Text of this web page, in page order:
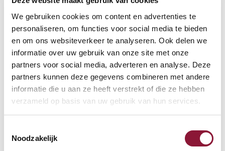
We gebruiken cookies om content en advertenties te
personaliseren, om functies voor social media te bieden
en om ons websiteverkeer te analyseren. Ook delen we
informatie over uw gebruik van onze site met onze
partners voor social media, adverteren en analyse. Deze
partners kunnen deze gegevens combineren met andere
informatie die u aan ze heeft verstrekt of die ze hebben
verzameld op basis van uw gebruik van hun services.
Noodzakelijk
FUSSRING ?
FUSSRING AUS POLIERTEM ALUMINIUM